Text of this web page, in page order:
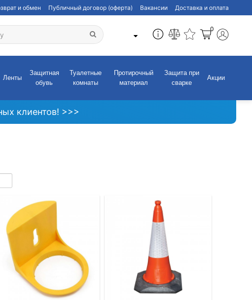
и обмен Публичный договор (оферта) Вакансии Доставка и оплата
0
Ленты
Защитная
обувь
Туалетные
комнаты
Протирочный
материал
Защита при
сварке
Акции
клиентов! >>>